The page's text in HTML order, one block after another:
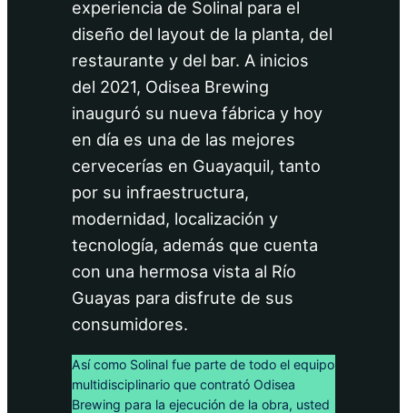
experiencia de Solinal para el
diseño del layout de la planta, del
restaurante y del bar. A inicios
del 2021, Odisea Brewing
inauguró su nueva fábrica y hoy
en día es una de las mejores
cervecerías en Guayaquil, tanto
por su infraestructura,
modernidad, localización y
tecnología, además que cuenta
con una hermosa vista al Río
Guayas para disfrute de sus
consumidores.
Así como Solinal fue parte de todo el equipo
multidisciplinario que contrató Odisea
Brewing para la ejecución de la obra, usted